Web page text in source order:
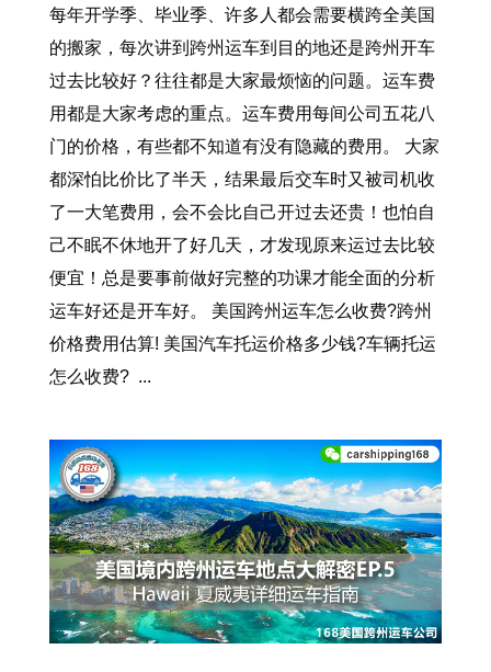
每年开学季、毕业季、许多人都会需要横跨全美国
的搬家，每次讲到跨州运车到目的地还是跨州开车
过去比较好？往往都是大家最烦恼的问题。运车费
用都是大家考虑的重点。运车费用每间公司五花八
门的价格，有些都不知道有没有隐藏的费用。 大家
都深怕比价比了半天，结果最后交车时又被司机收
了一大笔费用，会不会比自己开过去还贵！也怕自
己不眠不休地开了好几天，才发现原来运过去比较
便宜！总是要事前做好完整的功课才能全面的分析
运车好还是开车好。 美国跨州运车怎么收费?跨州
价格费用估算! 美国汽车托运价格多少钱?车辆托运
怎么收费? ...